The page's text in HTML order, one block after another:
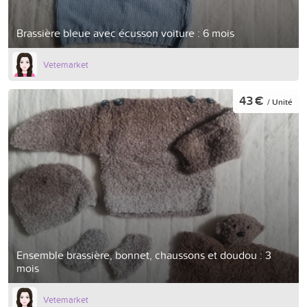
Brassière bleue avec écusson voiture : 6 mois
Vetemarket
Ensemble brassière, bonnet, chaussons et doudou : 3
mois
43 € / Unité
Vetemarket